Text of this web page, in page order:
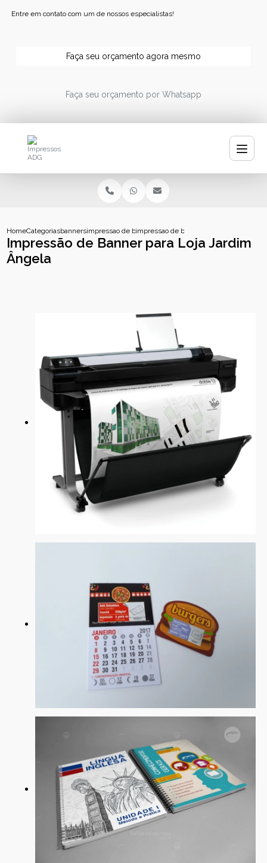
Entre em contato com um de nossos especialistas!
Faça seu orçamento agora mesmo
Faça seu orçamento por Whatsapp
HomeCategoriasbannersimpressao de bannerimpressao de banner para loja jardim
Impressão de Banner para Loja Jardim
Ângela